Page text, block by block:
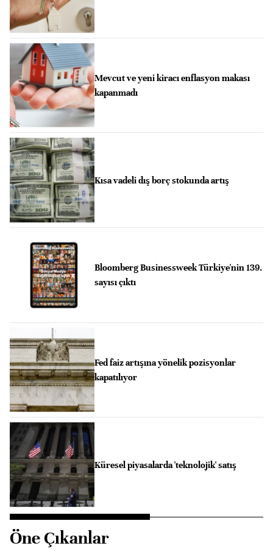
Mevcut ve yeni kiracı enflasyon makası
kapanmadı
Kısa vadeli dış borç stokunda artış
Bloomberg Businessweek Türkiye'nin 139.
sayısı çıktı
Fed faiz artışına yönelik pozisyonlar
kapatılıyor
Küresel piyasalarda 'teknolojik' satış
Öne Çıkanlar